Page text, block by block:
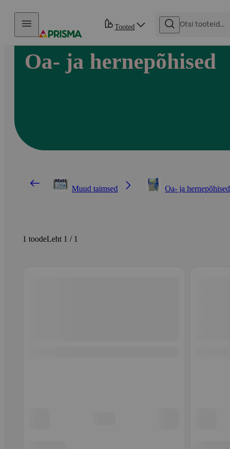
Otse sisu juurde
Tooted
Oa- ja hernepõhised
Muud taimsed Oa- ja hernepõhised
1 toodeLeht 1 / 1